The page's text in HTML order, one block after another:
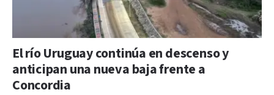
El río Uruguay continúa en descenso y
anticipan una nueva baja frente a
Concordia